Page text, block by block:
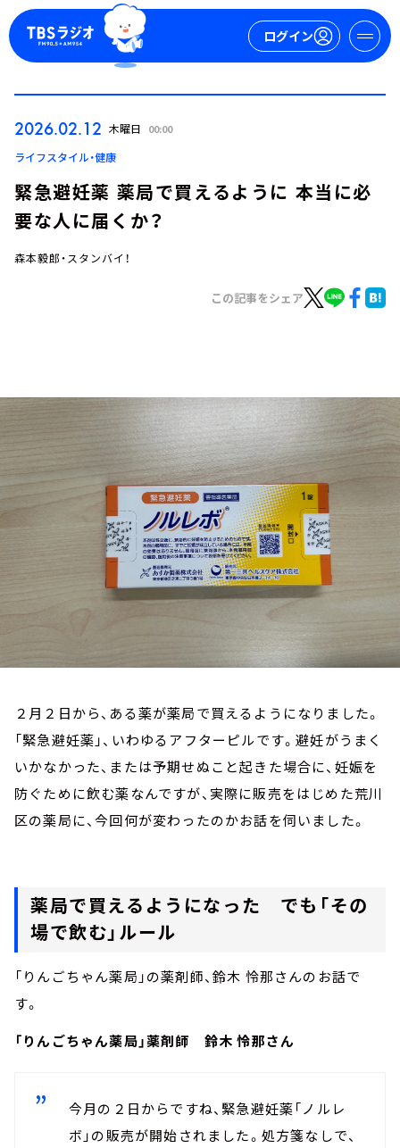
ログイン
ログイン
お知らせ
イベント・グッズ
YouTube
会社情報
2026.02.12 木曜日 00:00
ライフスタイル・健康
緊急避妊薬 薬局で買えるように 本当に必
要な人に届くか？
森本毅郎・スタンバイ！
この記事をシェア
２月２日から、ある薬が薬局で買えるようになりました。
「緊急避妊薬」、いわゆるアフターピルです。避妊がうまく
いかなかった、または予期せぬこと起きた場合に、妊娠を
防ぐために飲む薬なんですが、実際に販売をはじめた荒川
区の薬局に、今回何が変わったのかお話を伺いました。
薬局で買えるようになった でも「その
場で飲む」ルール
「りんごちゃん薬局」の薬剤師、鈴木 怜那さんのお話で
す。
「りんごちゃん薬局」薬剤師 鈴木 怜那さん
今月の２日からですね、緊急避妊薬「ノルレ
ボ」の販売が開始されました。処方箋なしで、